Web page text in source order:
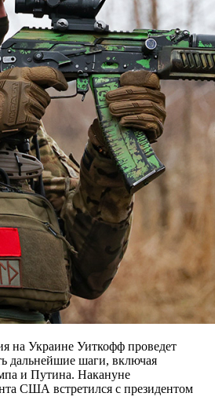
на Украине Уиткофф проведет
дальнейшие шаги, включая
и Путина. Накануне
США встретился с президентом